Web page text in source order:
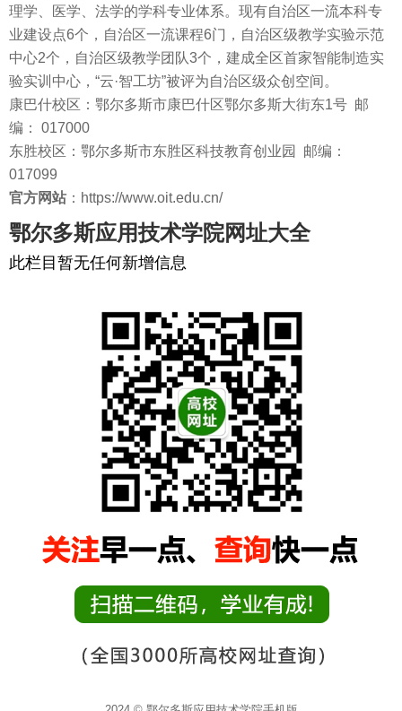
理学、医学、法学的学科专业体系。现有自治区一流本科专
业建设点6个，自治区一流课程6门，自治区级教学实验示范
中心2个，自治区级教学团队3个，建成全区首家智能制造实
验实训中心，“云·智工坊”被评为自治区级众创空间。
康巴什校区：鄂尔多斯市康巴什区鄂尔多斯大街东1号 邮
编： 017000
东胜校区：鄂尔多斯市东胜区科技教育创业园 邮编：
017099
官方网站 ：https://www.oit.edu.cn/
鄂尔多斯应用技术学院网址大全
此栏目暂无任何新增信息